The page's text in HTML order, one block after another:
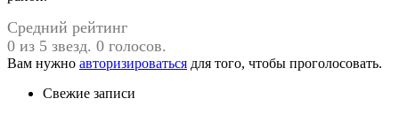
Средний рейтинг
0 из 5 звезд. 0 голосов.
Вам нужно авторизироваться для того, чтобы проголосовать.
Свежие записи